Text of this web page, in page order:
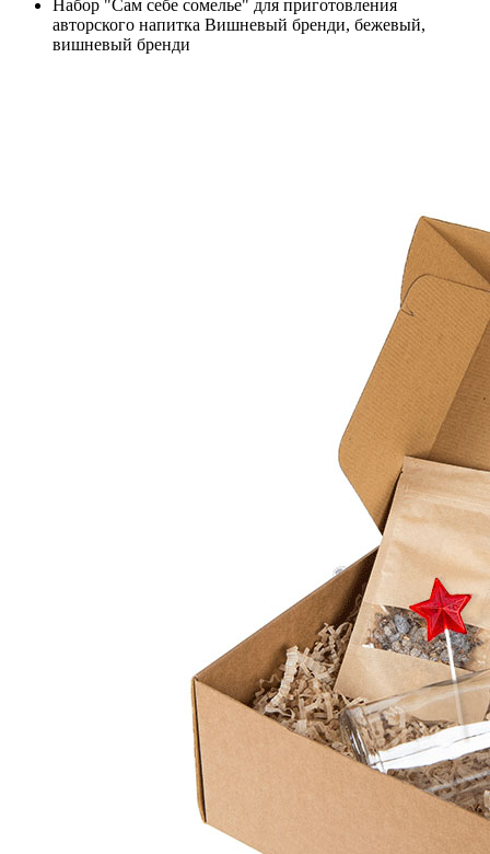
Набор "Сам себе сомелье" для приготовления
авторского напитка Вишневый бренди, бежевый,
вишневый бренди